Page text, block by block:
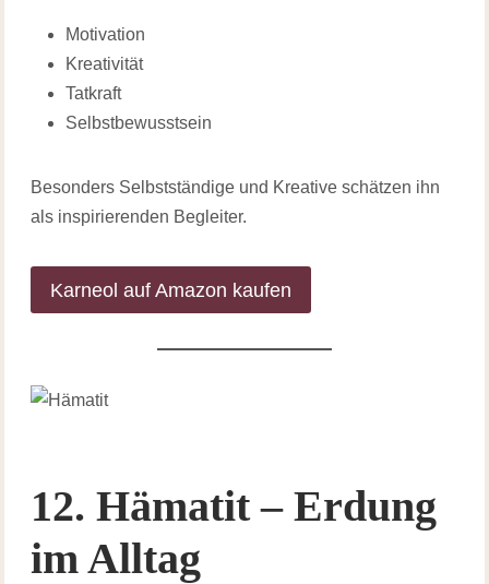
Motivation
Kreativität
Tatkraft
Selbstbewusstsein
Besonders Selbstständige und Kreative schätzen ihn
als inspirierenden Begleiter.
Karneol auf Amazon kaufen
12. Hämatit – Erdung
im Alltag